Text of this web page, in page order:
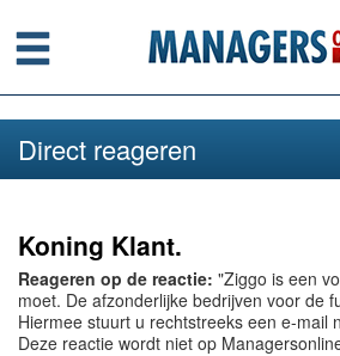
Menu
Direct reageren
Koning Klant.
Reageren op de reactie: "Ziggo is een
moet. De afzonderlijke bedrijven voor de
Hiermee stuurt u rechtstreeks een e-mail
Deze reactie wordt niet op